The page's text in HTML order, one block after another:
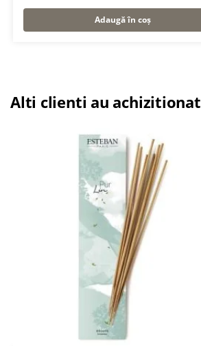
Adaugă în coș
Alti clienti au achizitionat